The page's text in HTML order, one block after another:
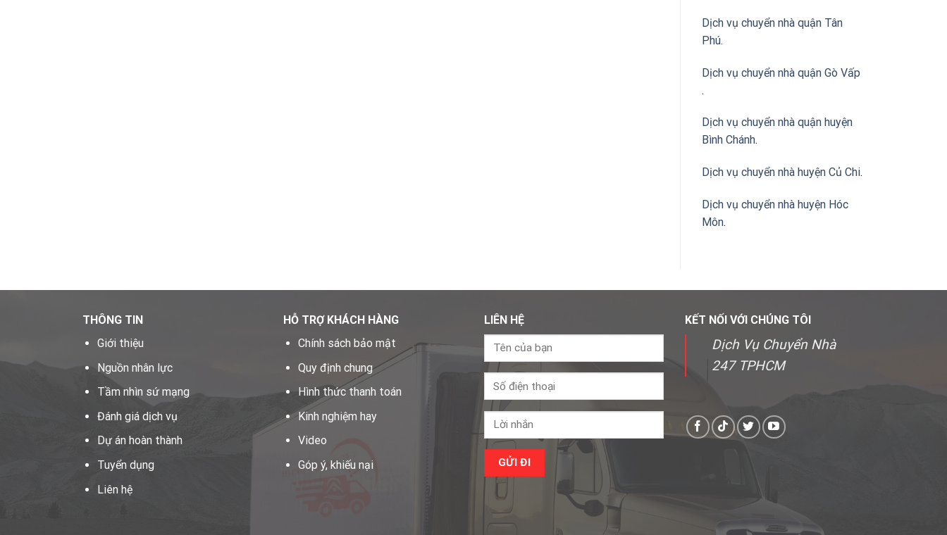
Dịch vụ chuyển nhà quận Tân
Phú.
Dịch vụ chuyển nhà quận Gò Vấp
.
Dịch vụ chuyển nhà quận huyện
Bình Chánh.
Dịch vụ chuyển nhà huyện Củ Chi.
Dịch vụ chuyển nhà huyện Hóc
Môn.
THÔNG TIN
Giới thiệu
Nguồn nhân lực
Tầm nhìn sứ mạng
Đánh giá dịch vụ
Dự án hoàn thành
Tuyển dụng
Liên hệ
HỖ TRỢ KHÁCH HÀNG
Chính sách bảo mật
Quy định chung
Hình thức thanh toán
Kinh nghiệm hay
Video
Góp ý, khiếu nại
LIÊN HỆ KẾT NỐI VỚI CHÚNG TÔI
Dịch Vụ Chuyển Nhà
247 TPHCM